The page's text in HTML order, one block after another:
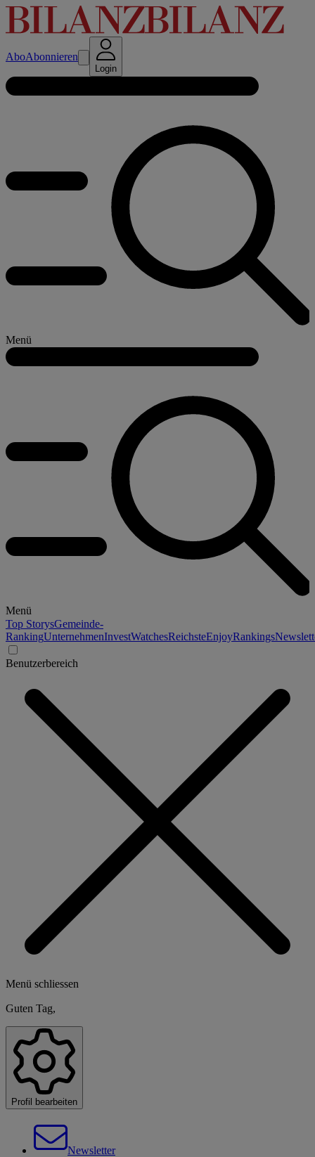
AboAbonnieren
Login
Menü
Menü
Top StorysGemeinde-
RankingUnternehmenInvestWatchesReichsteEnjoyRankings
Benutzerbereich
Menü schliessen
Guten Tag,
Profil bearbeiten
Newsletter